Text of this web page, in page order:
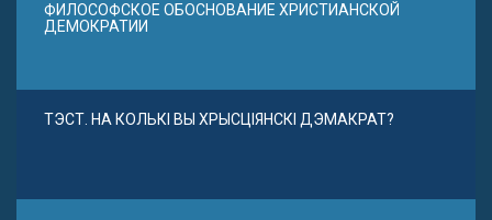
ФИЛОСОФСКОЕ ОБОСНОВАНИЕ ХРИСТИАНСКОЙ
ДЕМОКРАТИИ
ТЭСТ. НА КОЛЬКІ ВЫ ХРЫСЦІЯНСКІ ДЭМАКРАТ?